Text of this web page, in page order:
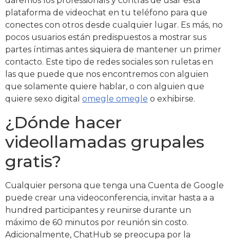
plataforma de videochat en tu teléfono para que
conectes con otros desde cualquier lugar. Es más, no
pocos usuarios están predispuestos a mostrar sus
partes íntimas antes siquiera de mantener un primer
contacto. Este tipo de redes sociales son ruletas en
las que puede que nos encontremos con alguien
que solamente quiere hablar, o con alguien que
quiere sexo digital omegle omegle o exhibirse.
¿Dónde hacer
videollamadas grupales
gratis?
Cualquier persona que tenga una Cuenta de Google
puede crear una videoconferencia, invitar hasta a a
hundred participantes y reunirse durante un
máximo de 60 minutos por reunión sin costo.
Adicionalmente, ChatHub se preocupa por la